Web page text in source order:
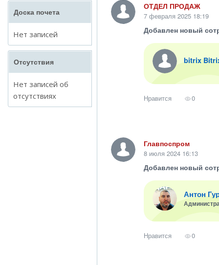
Доска почета
Нет записей
Отсутствия
Нет записей об
отсутствиях
ОТДЕЛ ПРОДАЖ
7 февраля 2025 18:19
Добавлен новый
bitrix
Нравится 0
Главпоспром
8 июля 2024 16:13
Добавлен новый
Антон
Нравится 0